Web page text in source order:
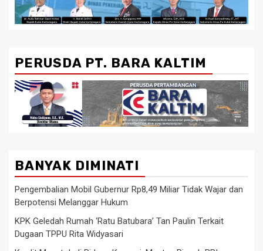
PERUSDA PT. BARA KALTIM
BANYAK DIMINATI
Pengembalian Mobil Gubernur Rp8,49 Miliar Tidak Wajar dan
Berpotensi Melanggar Hukum
KPK Geledah Rumah ‘Ratu Batubara’ Tan Paulin Terkait
Dugaan TPPU Rita Widyasari